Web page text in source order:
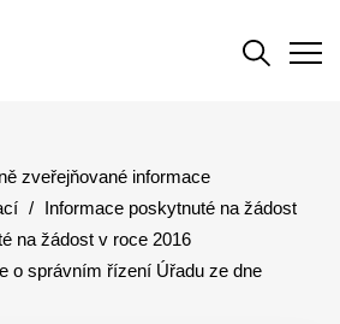
zveřejňované informace
Informace poskytnuté na žádost
na žádost v roce 2016
o správním řízení Úřadu ze dne